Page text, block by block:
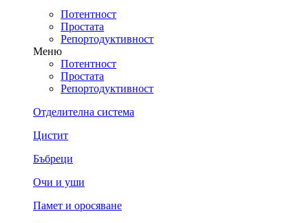
Потентност
Простата
Репортодуктивност
Меню
Потентност
Простата
Репортодуктивност
Отделителна система
Цистит
Бъбреци
Очи и уши
Памет и оросяване